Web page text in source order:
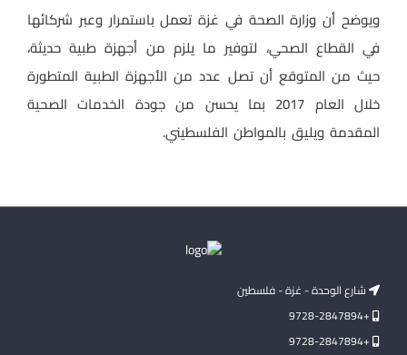
ويوضح أن وزارة الصحة في غزة تعمل باستمرار وعبر شركائها
في القطاع الصحي، لتوفير ما يلزم من أجهزة طبية حديثة،
حيث من المتوقع أن تصل عدد من الأجهزة الطبية المتطورة
خلال العام 2017 بما يحسن من جودة الخدمات الصحية
المقدمة ويليق بالمواطن الفلسطيني.
شارع الوحدة - غزة - فلسطين
+9728-2847894
+9728-2847894